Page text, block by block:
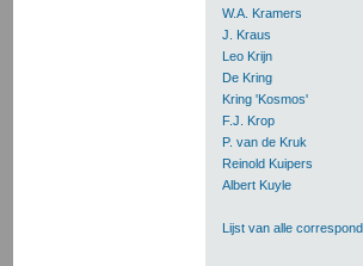
W.A. Kramers
J. Kraus
Leo Krijn
De Kring
Kring 'Kosmos'
F.J. Krop
P. van de Kruk
Reinold Kuipers
Albert Kuyle
Lijst van alle